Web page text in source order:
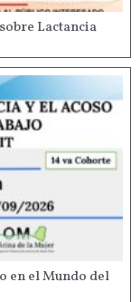
Lactancia
en el Mundo del